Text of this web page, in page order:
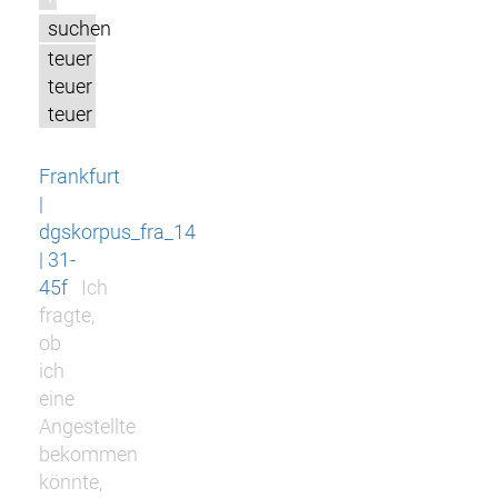
suchen
teuer
teuer
teuer
Frankfurt
|
dgskorpus_fra_14
| 31-
45f
Ich
fragte,
ob
ich
eine
Angestellte
bekommen
könnte,